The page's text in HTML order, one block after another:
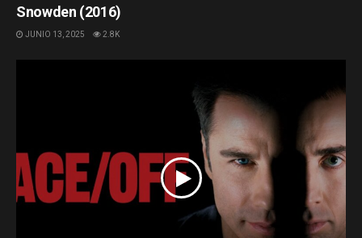
Snowden (2016)
JUNIO 13, 2025 2.8K